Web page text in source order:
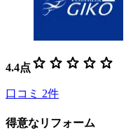
4.4点 star star star star star
口コミ 2件
得意なリフォーム